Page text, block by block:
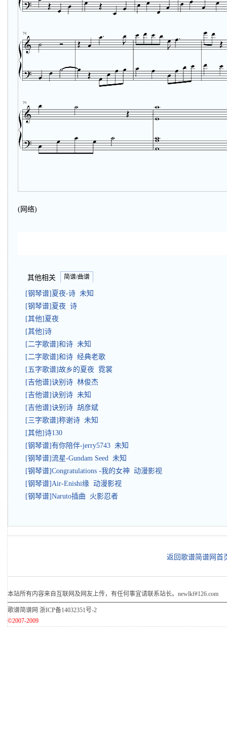
(网络)
其他相关 简谱/曲谱
[钢琴谱]夏夜-诗 未知
[钢琴谱]夏夜 诗
[其他]夏夜
[其他]诗
[二字歌谱]和诗 未知
[二字歌谱]和诗 经典老歌
[五字歌谱]故乡的夏夜 霓裳
[吉他谱]诀别诗 林俊杰
[吉他谱]诀别诗 未知
[吉他谱]诀别诗 胡彦斌
[三字歌谱]称谢诗 未知
[其他]诗130
[钢琴谱]有你陪伴-jerry5743 未知
[钢琴谱]流星-Gundam Seed 未知
[钢琴谱]Congratulations -我的女神 动漫影视
[钢琴谱]Air-Enishi缘 动漫影视
[钢琴谱]Naruto插曲 火影忍者
返回歌谱简谱网首
本站所有内容来自互联网及网友上传，有任何事宜请联系站长。newlkf#126.com
歌谱简谱网 浙ICP备14032351号-2
©2007-2009